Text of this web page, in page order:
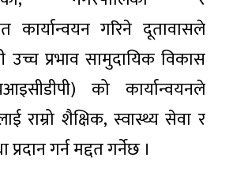
कार्यान्वयन गरिने दूतावासले
प्रभाव सामुदायिक विकास
को कार्यान्वयनले
राम्रो शैक्षिक, स्वास्थ्य सेवा र
गर्न मद्दत गर्नेछ ।